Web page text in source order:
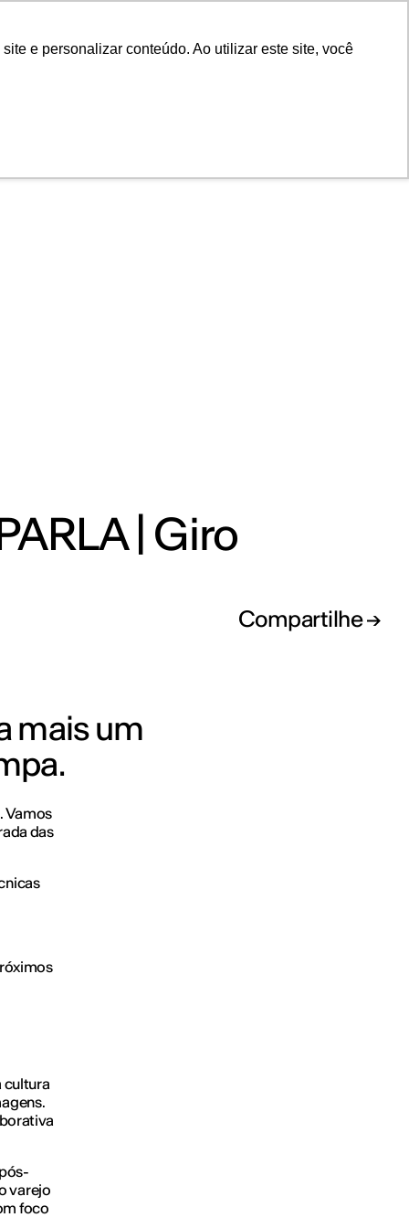
e personalizar conteúdo. Ao utilizar este site, você
| Giro
Compartilhe
mais um
Vamos
das
cultura
varejo
foco